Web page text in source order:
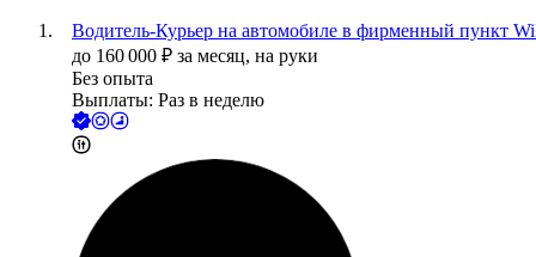
Водитель-Курьер на автомобиле в фирменный пункт
до 160 000 ₽ за месяц, на руки
Без опыта
Выплаты: Раз в неделю